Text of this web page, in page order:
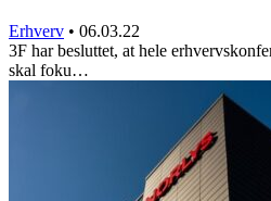
Erhverv • 06.03.22
3F har besluttet, at hele
skal foku…